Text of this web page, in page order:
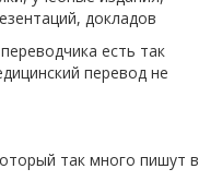
докладов
есть так
перевод не
так много пишут в